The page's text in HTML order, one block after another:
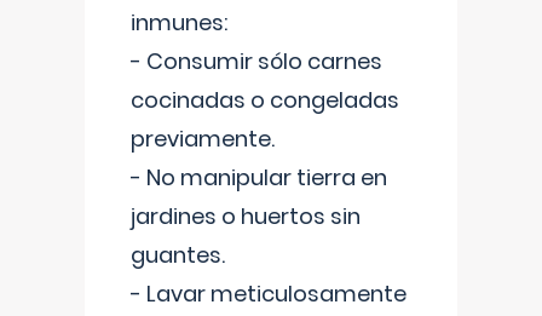
inmunes:
- Consumir sólo carnes
cocinadas o congeladas
previamente.
- No manipular tierra en
jardines o huertos sin
guantes.
- Lavar meticulosamente